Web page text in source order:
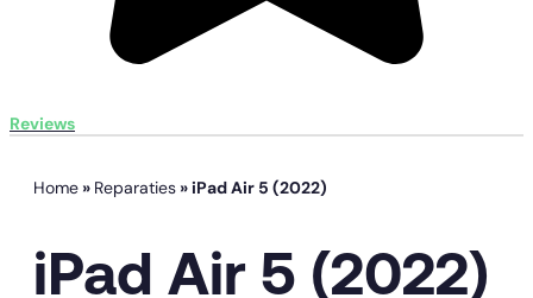
Reviews
Home » Reparaties »iPad Air 5 (2022)
iPad Air 5 (2022)